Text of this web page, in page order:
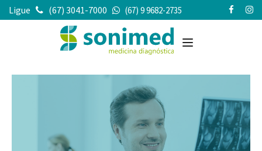
Ligue (67) 3041-7000 (67) 9 9682-2735